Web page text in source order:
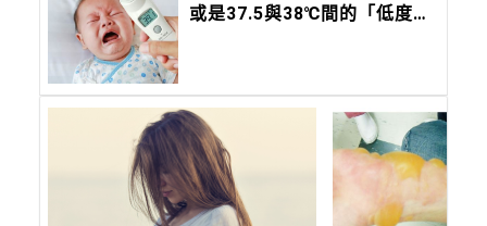
或是37.5與38℃間的「低度發